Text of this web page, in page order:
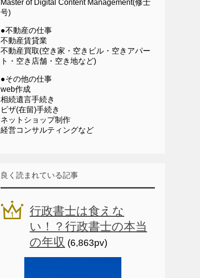
Master of Digital Content Management(修士
号)
●不動産の仕事
不動産賃貸業
不動産買取(空き家・空きビル・空きアパー
ト・空き店舗・空き地など)
●その他の仕事
web作成
相続遺言手続き
ビザ(在留)手続き
ネットショップ制作
経営コンサルティングなど
良く読まれている記事
行政書士は食えな
い！？行政書士の本当
の年収 (6,863pv)